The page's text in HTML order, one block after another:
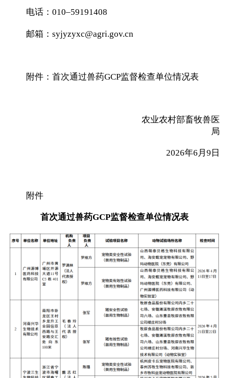
电话：010–59191408
邮箱：syjyzyxc@agri.gov.cn
附件：首次通过兽药GCP监督检查单位情况表
农业农村部畜牧兽医
局
2026年6月9日
附件
首次通过兽药GCP监督检查单位情况表